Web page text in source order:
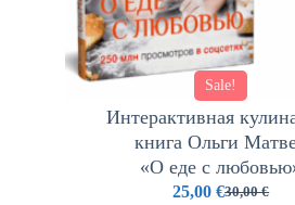
Sale!
Интерактивная
книга Ольги
«О еде с
30,00€
25,00€